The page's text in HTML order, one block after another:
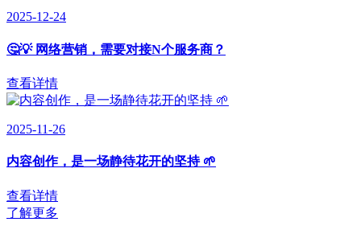
2025-12-24
🤔💡 网络营销，需要对接N个服务商？
查看详情
2025-11-26
内容创作，是一场静待花开的坚持 🌱
查看详情
了解更多